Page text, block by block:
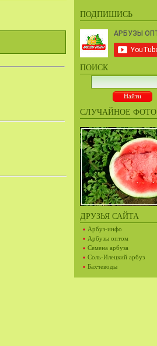
ПОДПИШИСЬ
ПОИСК
СЛУЧАЙНОЕ ФОТО
ДРУЗЬЯ САЙТА
Арбуз-инфо
Арбузы оптом
Семена арбуза
Соль-Илецкий арбуз
Бахчеводы